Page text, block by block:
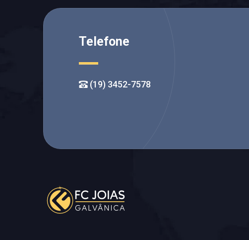
Telefone
(19) 3452-7578